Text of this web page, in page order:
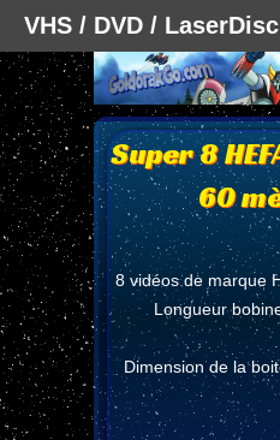
Super 8
60
8 vidéos de marque
Longueur
Dimension de la
VHS / DVD /